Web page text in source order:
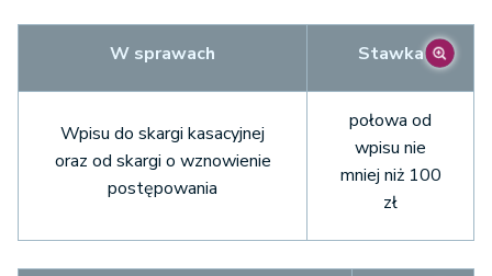
pocztowych
8.000 zł
n) usług pocztowych 1.000 zł
o) ochrony osób i mienia 5.000 zł
p) usług detektywistycznych 5.000 zł
k) własności przemysłowej 1.000 zł
l) zobowiązań podatkowych 500 zł
m) prawa celnego 500 zł
W sprawach Stawka
Wpisu do skargi kasacyjnej
oraz od skargi o wznowienie
postępowania
połowa od
wpisu nie
mniej niż 100
zł